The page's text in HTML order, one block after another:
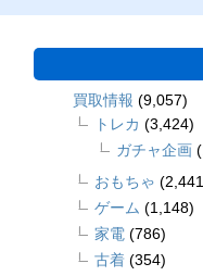
買取情報 (9,057)
トレカ (3,424)
ガチャ企画
おもちゃ
ゲーム (1,148)
家電 (786)
古着 (354)